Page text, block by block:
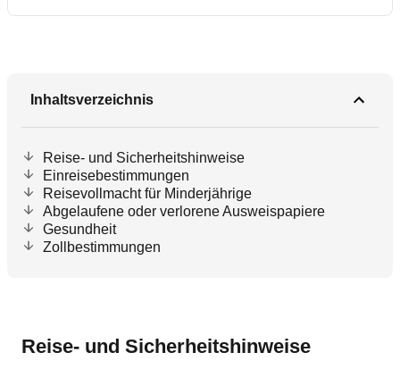
Inhaltsverzeichnis
Reise- und Sicherheitshinweise
Einreisebestimmungen
Reisevollmacht für Minderjährige
Abgelaufene oder verlorene Ausweispapiere
Gesundheit
Zollbestimmungen
Reise- und Sicherheitshinweise